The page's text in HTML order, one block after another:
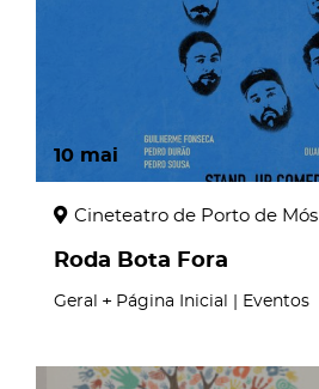
10 mai
Cineteatro de Porto de Mós
Roda Bota Fora
Geral Página Inicial | Eventos